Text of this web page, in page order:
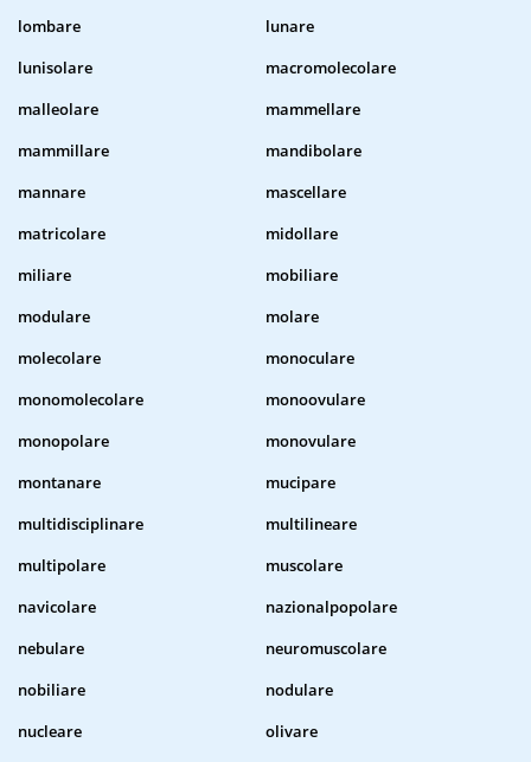
lombare
lunare
lunisolare
macromolecolare
malleolare
mammellare
mammillare
mandibolare
mannare
mascellare
matricolare
midollare
miliare
mobiliare
modulare
molare
molecolare
monoculare
monomolecolare
monoovulare
monopolare
monovulare
montanare
mucipare
multidisciplinare
multilineare
multipolare
muscolare
navicolare
nazionalpopolare
nebulare
neuromuscolare
nobiliare
nodulare
nucleare
olivare